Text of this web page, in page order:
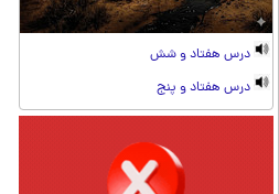
درس هفتاد و شش
درس هفتاد و پنج